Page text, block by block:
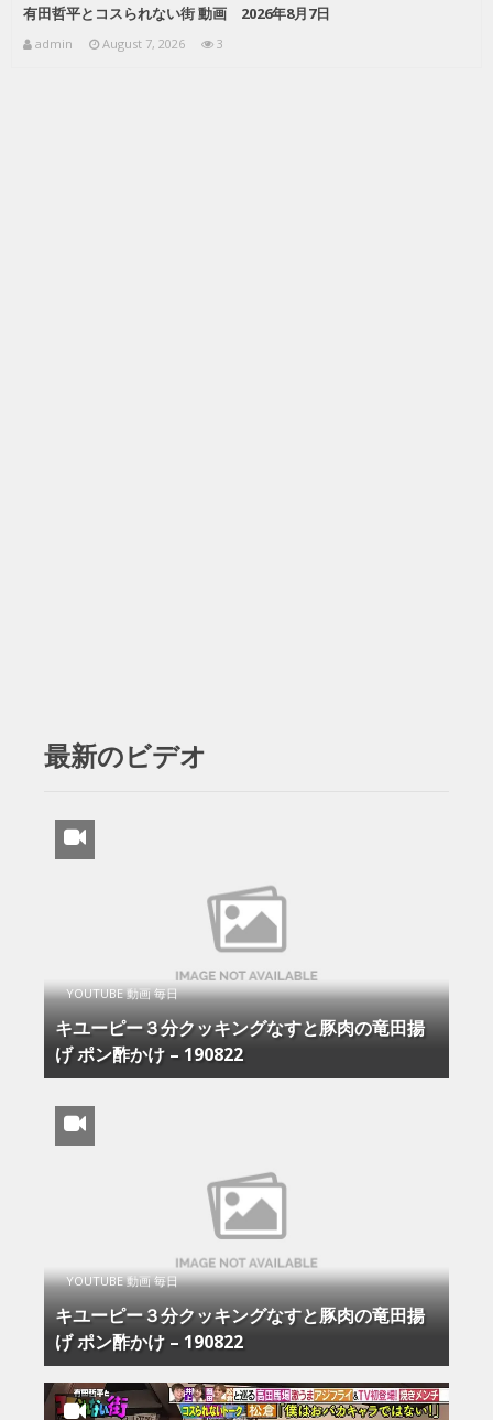
有田哲平とコスられない街 動画 2026年8月7日
admin August 7, 2026 3
最新のビデオ
YOUTUBE 動画 毎日
キユーピー３分クッキングなすと豚肉の竜田揚
げ ポン酢かけ – 190822
YOUTUBE 動画 毎日
キユーピー３分クッキングなすと豚肉の竜田揚
げ ポン酢かけ – 190822